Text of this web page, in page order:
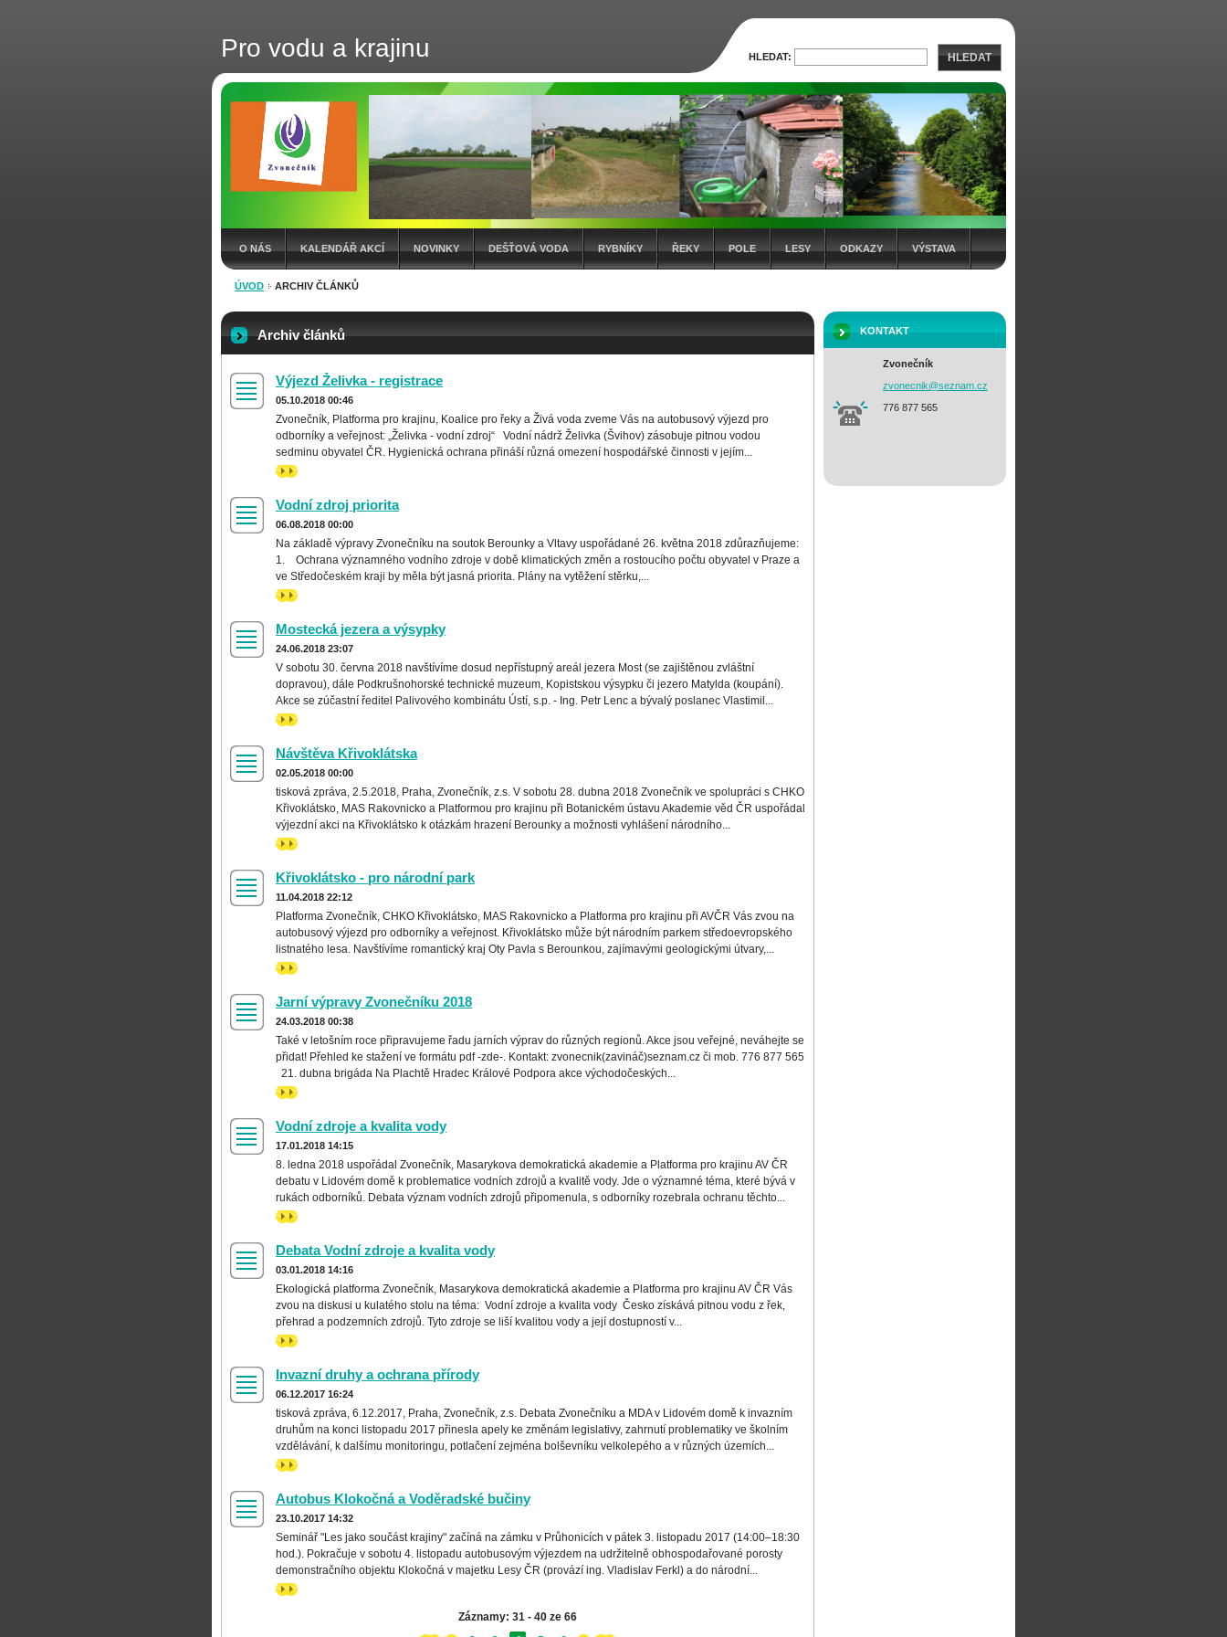
Pro vodu a krajinu
O NÁS KALENDÁŘ AKCÍ NOVINKY DEŠŤOVÁ VODA RYBNÍKY ŘEKY POLE LESY ODKAZY VÝSTAVA
ÚVOD ARCHIV ČLÁNKŮ
Archiv článků
Výjezd Želivka - registrace
05.10.2018 00:46
Zvonečník, Platforma pro krajinu, Koalice pro řeky a Živá voda zveme Vás na autobusový výjezd pro
odborníky a veřejnost: „Želivka - vodní zdroj“ Vodní nádrž Želivka (Švihov) zásobuje pitnou vodou
sedminu obyvatel ČR. Hygienická ochrana přináší různá omezení hospodářské činnosti v jejím...
>>
Vodní zdroj priorita
06.08.2018 00:00
Na základě výpravy Zvonečníku na soutok Berounky a Vltavy uspořádané 26. května 2018 zdůrazňujeme:
1. Ochrana významného vodního zdroje v době klimatických změn a rostoucího počtu obyvatel v Praze a
ve Středočeském kraji by měla být jasná priorita. Plány na vytěžení stěrku,...
>>
Mostecká jezera a výsypky
24.06.2018 23:07
V sobotu 30. června 2018 navštívíme dosud nepřístupný areál jezera Most (se zajištěnou zvláštní
dopravou), dále Podkrušnohorské technické muzeum, Kopistskou výsypku či jezero Matylda (koupání).
Akce se zúčastní ředitel Palivového kombinátu Ústí, s.p. - Ing. Petr Lenc a bývalý poslanec Vlastimil...
>>
Návštěva Křivoklátska
02.05.2018 00:00
tisková zpráva, 2.5.2018, Praha, Zvonečník, z.s. V sobotu 28. dubna 2018 Zvonečník ve spolupráci s CHKO
Křivoklátsko, MAS Rakovnicko a Platformou pro krajinu při Botanickém ústavu Akademie věd ČR uspořádal
výjezdní akci na Křivoklátsko k otázkám hrazení Berounky a možnosti vyhlášení národního...
>>
Křivoklátsko - pro národní park
11.04.2018 22:12
Platforma Zvonečník, CHKO Křivoklátsko, MAS Rakovnicko a Platforma pro krajinu při AVČR Vás zvou na
autobusový výjezd pro odborníky a veřejnost. Křivoklátsko může být národním parkem středoevropského
listnatého lesa. Navštívíme romantický kraj Oty Pavla s Berounkou, zajímavými geologickými útvary,...
>>
Jarní výpravy Zvonečníku 2018
24.03.2018 00:38
Také v letošním roce připravujeme řadu jarních výprav do různých regionů. Akce jsou veřejné, neváhejte se
přidat! Přehled ke stažení ve formátu pdf -zde-. Kontakt: zvonecnik(zavináč)seznam.cz či mob. 776 877 565
21. dubna brigáda Na Plachtě Hradec Králové Podpora akce východočeských...
>>
Vodní zdroje a kvalita vody
17.01.2018 14:15
8. ledna 2018 uspořádal Zvonečník, Masarykova demokratická akademie a Platforma pro krajinu AV ČR
debatu v Lidovém domě k problematice vodních zdrojů a kvalitě vody. Jde o významné téma, které bývá v
rukách odborníků. Debata význam vodních zdrojů připomenula, s odborníky rozebrala ochranu těchto...
>>
Debata Vodní zdroje a kvalita vody
03.01.2018 14:16
Ekologická platforma Zvonečník, Masarykova demokratická akademie a Platforma pro krajinu AV ČR Vás
zvou na diskusi u kulatého stolu na téma: Vodní zdroje a kvalita vody Česko získává pitnou vodu z řek,
přehrad a podzemních zdrojů. Tyto zdroje se liší kvalitou vody a její dostupností v...
>>
Invazní druhy a ochrana přírody
06.12.2017 16:24
tisková zpráva, 6.12.2017, Praha, Zvonečník, z.s. Debata Zvonečníku a MDA v Lidovém domě k invazním
druhům na konci listopadu 2017 přinesla apely ke změnám legislativy, zahrnutí problematiky ve školním
vzdělávání, k dalšímu monitoringu, potlačení zejména bolševníku velkolepého a v různých územích...
>>
Autobus Klokočná a Voděradské bučiny
23.10.2017 14:32
Seminář "Les jako součást krajiny" začíná na zámku v Průhonicích v pátek 3. listopadu 2017 (14:00–18:30
hod.). Pokračuje v sobotu 4. listopadu autobusovým výjezdem na udržitelně obhospodařované porosty
demonstračního objektu Klokočná v majetku Lesy ČR (provází ing. Vladislav Ferkl) a do národní...
>>
Záznamy: 31 - 40 ze 66
KONTAKT
Zvonečník
zvonecnik@seznam .cz
776 877 565
HLEDAT: HLEDAT